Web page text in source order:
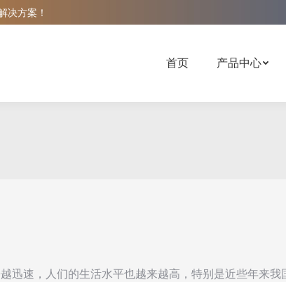
决方案！
首页 产品中心
迅速，人们的生活水平也越来越高，特别是近些年来